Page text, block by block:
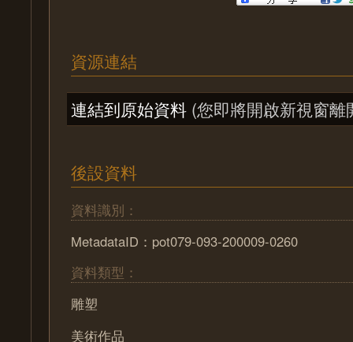
資源連結
連結到原始資料 (您即將開啟新視窗離
後設資料
資料識別：
MetadataID：pot079-093-200009-0260
資料類型：
雕塑
美術作品